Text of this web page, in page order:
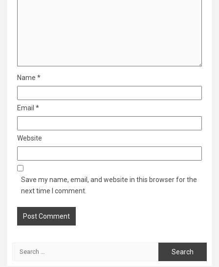
Name *
Email *
Website
Save my name, email, and website in this browser for the
next time I comment.